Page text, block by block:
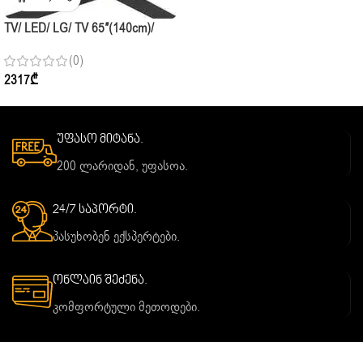
TV/ LED/ LG/ TV 65″(140cm)/
(0)
2317₾
უფასო მიტანა.
200 ლარიდან, უფასოა.
24/7 საპორტი.
პასუხობენ ექსპერტები.
ონლაინ შეძენა.
კომფორტული მეთოდები.